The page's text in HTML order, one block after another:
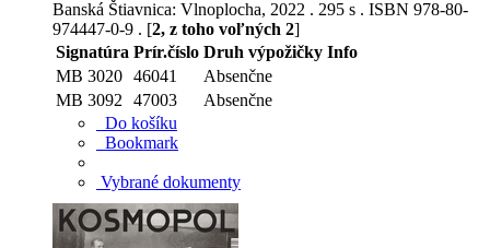
Banská Štiavnica: Vlnoplocha, 2022 . 295 s . ISBN 978-80-
974447-0-9 . [2, z toho voľných 2]
Signatúra Prír.číslo Druh výpožičky Info
MB 3020 46041
Absenčne
MB 3092
47003
Absenčne
Do košíku
Bookmark
Vybrané dokumenty